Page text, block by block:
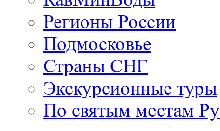
Регионы России
Подмосковье
Страны СНГ
Экскурсионные туры
По святым местам